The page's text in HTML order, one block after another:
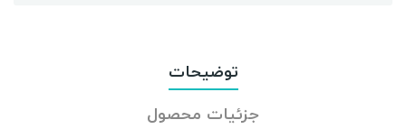
توضیحات
جزئیات محصول